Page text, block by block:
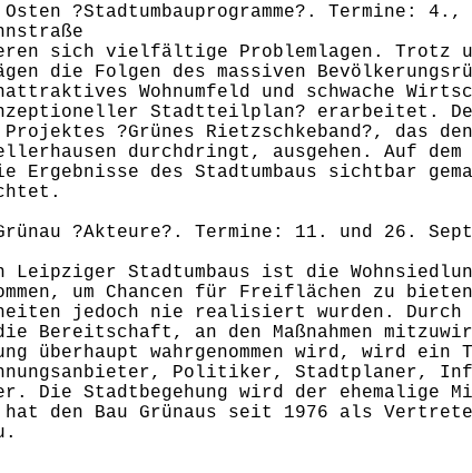
?Stadtumbauprogramme?. Termine:
sich vielfältige Problemlagen.
die Folgen des massiven
Wohnumfeld und schwache
Stadtteilplan? erarbeitet.
Projektes ?Grünes Rietzschkeband?, das
durchdringt, ausgehen. Auf dem
Ergebnisse des Stadtumbaus sichtbar
?Akteure?. Termine: 11. und 26.
Leipziger Stadtumbaus ist die
um Chancen für Freiflächen zu
jedoch nie realisiert wurden. Durch
Bereitschaft, an den Maßnahmen
überhaupt wahrgenommen wird, wird ein
Politiker, Stadtplaner,
Die Stadtbegehung wird der ehemalige
den Bau Grünaus seit 1976 als